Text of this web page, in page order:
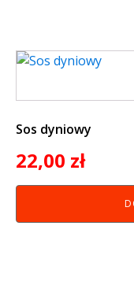
Sos dyniowy
22,00 zł